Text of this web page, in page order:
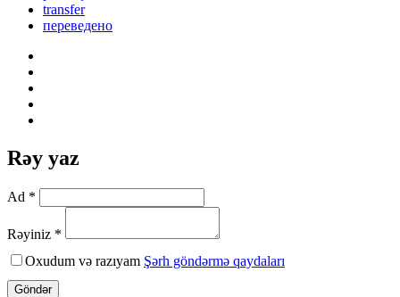
transfer
переведено
Rəy yaz
Ad *
Rəyiniz *
Oxudum və razıyam Şərh göndərmə qaydaları
Göndər